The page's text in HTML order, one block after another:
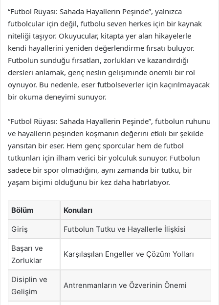
“Futbol Rüyası: Sahada Hayallerin Peşinde”, yalnızca
futbolcular için değil, futbolu seven herkes için bir kaynak
niteliği taşıyor. Okuyucular, kitapta yer alan hikayelerle
kendi hayallerini yeniden değerlendirme fırsatı buluyor.
Futbolun sunduğu fırsatları, zorlukları ve kazandırdığı
dersleri anlamak, genç neslin gelişiminde önemli bir rol
oynuyor. Bu nedenle, eser futbolseverler için kaçırılmayacak
bir okuma deneyimi sunuyor.
“Futbol Rüyası: Sahada Hayallerin Peşinde”, futbolun ruhunu
ve hayallerin peşinden koşmanın değerini etkili bir şekilde
yansıtan bir eser. Hem genç sporcular hem de futbol
tutkunları için ilham verici bir yolculuk sunuyor. Futbolun
sadece bir spor olmadığını, aynı zamanda bir tutku, bir
yaşam biçimi olduğunu bir kez daha hatırlatıyor.
Bölüm Konuları
Giriş Futbolun Tutku ve Hayallerle İlişkisi
Başarı ve
Zorluklar
Karşılaşılan Engeller ve Çözüm Yolları
Disiplin ve
Gelişim
Antrenmanların ve Özverinin Önemi